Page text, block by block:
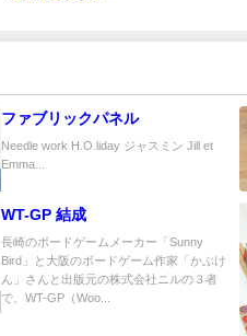
ファブリックパネル
Needle work H.O.liday ジャスミン Jill et
Emma...
WT-GP 結成
長崎のボードゲームメーカー「Sunny
Bird」と大阪のボードゲーム作家「かぶけ
ん」さんと出版元の株式会社ニルの３者
で、WT-GP（Woo...